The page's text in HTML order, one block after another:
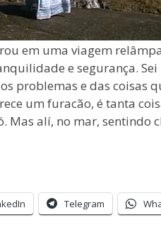
em uma viagem
e segurança.
problemas e das coisas
um furacão, é tanta
Mas alí, no mar, sentindo
Telegram